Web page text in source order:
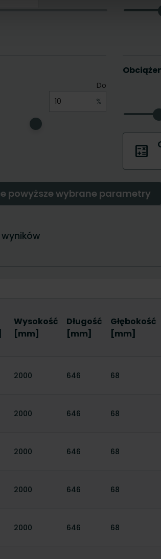
Wysokość
[mm]
Długość
[mm]
Głębokość
[mm]
2000 646 68
2000 646 68
2000 646 68
2000 646 68
2000 646 68